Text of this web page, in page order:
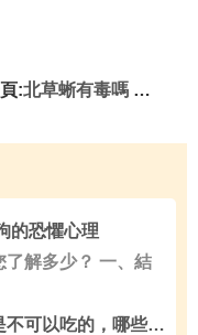
:北草蜥有毒嗎 北草蜥是沒有毒的寵物蜥蜴
的恐懼心理
了解多少？ 一、結
緬甸貓有哪些食物是不可以吃的，哪些是要注意的？